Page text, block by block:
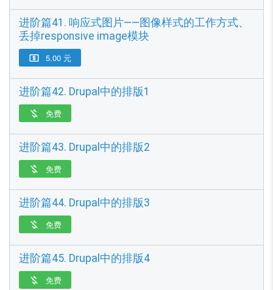
进阶篇41. 响应式图片——图像样式的工作方式、
丢掉responsive image模块
 5.00 元
进阶篇42. Drupal中的排版1
 免费
进阶篇43. Drupal中的排版2
 免费
进阶篇44. Drupal中的排版3
 免费
进阶篇45. Drupal中的排版4
 免费